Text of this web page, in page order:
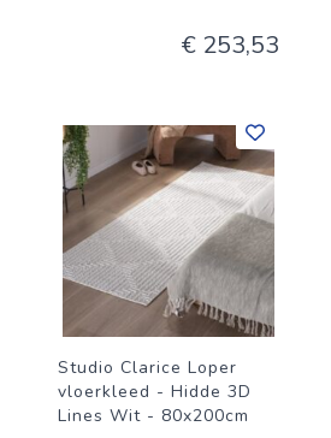
€ 253,53
Studio Clarice Loper
vloerkleed - Hidde 3D
Lines Wit - 80x200cm